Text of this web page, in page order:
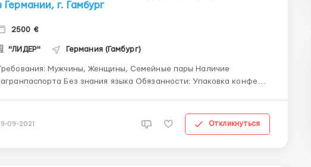
Германии, г. Гамбург
2500 €
"ЛИДЕР" Германия (Гамбург)
Мужчины, Женщины, Семейные пары Наличие
Без знания языка Обязанности: Упаковка конфет и
часов подработка) Часы работы: 8 часов/ден...
09-2021 Откликнуться